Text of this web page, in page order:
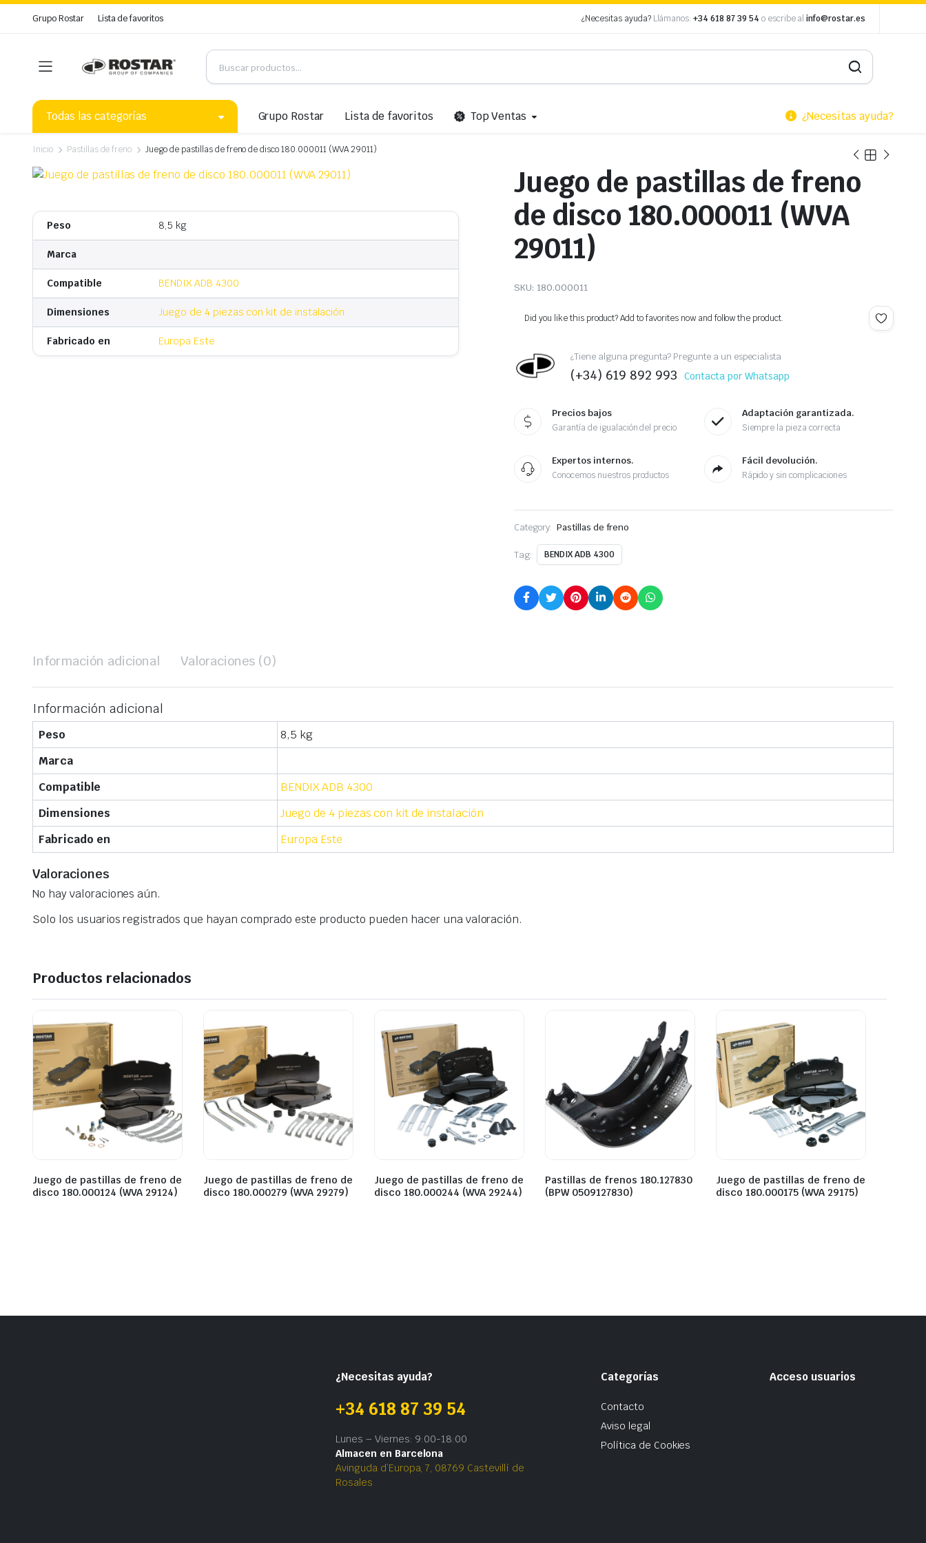
Grupo Rostar Lista de favoritos ¿Necesitas ayuda? Llámanos: +34 618 87 39 54 o escribe alinfo@rostar.es
Todas las categorías Grupo Rostar Lista de favoritos Top Ventas ¿Necesitas ayuda?
Inicio Pastillas de freno Juego de pastillas de freno de disco 180.000011 (WVA 29011)
Peso 8,5 kg
Marca
Compatible BENDIX ADB 4300
Dimensiones Juego de 4 piezas con kit de instalación
Fabricado en Europa Este
Juego de pastillas de freno
de disco 180.000011 (WVA
29011)
SKU: 180.000011
Did you like this product? Add to favorites now and follow the product.
¿Tiene alguna pregunta? Pregunte a un especialista
(+34) 619 892 993 Contacta por Whatsapp
Precios bajos
Garantía de igualación del precio
Adaptación garantizada.
Siempre la pieza correcta
Expertos internos.
Conocemos nuestros productos
Fácil devolución.
Rápido y sin complicaciones
Category: Pastillas de freno
Tag: BENDIX ADB 4300
Información adicional Valoraciones (0)
Información adicional
Peso
8,5 kg
Marca
Compatible
BENDIX ADB 4300
Dimensiones
Juego de 4 piezas con kit de instalación
Fabricado en
Europa Este
Valoraciones
No hay valoraciones aún.
Solo los usuarios registrados que hayan comprado este producto pueden hacer una valoración.
Productos relacionados
Juego de pastillas de freno de
disco 180.000124 (WVA 29124)
Juego de pastillas de freno de
disco 180.000279 (WVA 29279)
Juego de pastillas de freno de
disco 180.000244 (WVA 29244)
Pastillas de frenos 180.127830
(BPW 0509127830)
Juego de pastillas de freno de
disco 180.000175 (WVA 29175)
¿Necesitas ayuda?
+34 618 87 39 54
Lunes – Viernes: 9:00-18:00
Almacen en Barcelona
Avinguda d’Europa, 7, 08769 Castevillí de
Rosales
Categorías
Contacto
Aviso legal
Política de Cookies
Acceso usuarios